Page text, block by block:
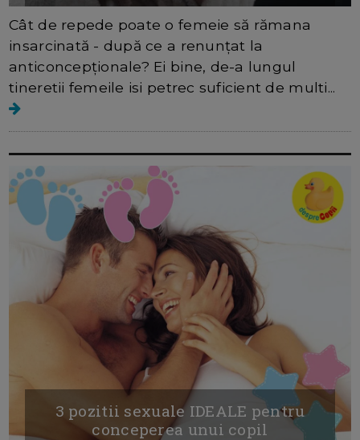
Cât de repede poate o femeie să rămana
insarcinată - după ce a renunțat la
anticoncepționale? Ei bine, de-a lungul
tineretii femeile isi petrec suficient de multi...
3 pozitii sexuale IDEALE pentru
conceperea unui copil